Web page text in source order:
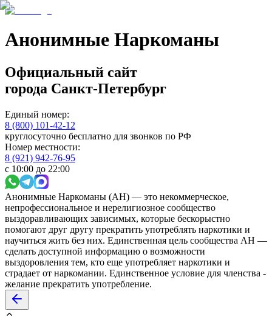
Анонимные Наркоманы
Официальный сайт
города Санкт-Петербург
Единый номер:
8 (800) 101-42-12
круглосуточно бесплатно для звонков по РФ
Номер местности:
8 (921) 942-76-95
с 10:00 до 22:00
Анонимные Наркоманы (АН) — это некоммерческое,
непрофессиональное и нерелигиозное сообщество
выздоравливающих зависимых, которые бескорыстно
помогают друг другу прекратить употреблять наркотики и
научиться жить без них. Единственная цель сообщества АН —
сделать доступной информацию о возможности
выздоровления тем, кто еще употребляет наркотики и
страдает от наркомании. Единственное условие для членства -
желание прекратить употребление.